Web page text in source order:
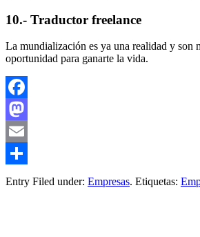
10.- Traductor freelance
La mundialización es ya una realidad y son
oportunidad para ganarte la vida.
Facebook
Mastodon
Email
Compartir
Entry Filed under: Empresas. Etiquetas: